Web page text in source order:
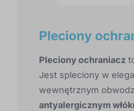
Pleciony
Pleciony ochraniacz
Jest spleciony w
wewnętrznym
antyalergicznym